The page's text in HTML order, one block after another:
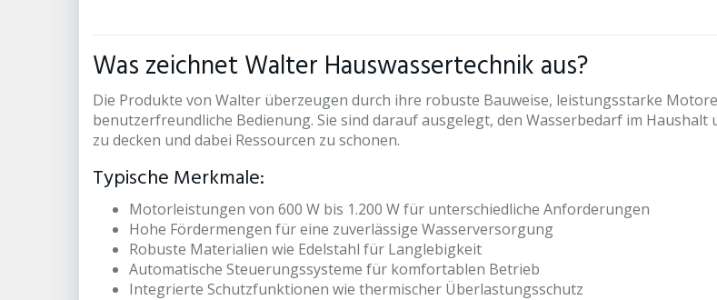
Was zeichnet Walter Hauswassertechnik aus?
Die Produkte von Walter überzeugen durch ihre robuste Bauweise, leistungsstarke
benutzerfreundliche Bedienung. Sie sind darauf ausgelegt, den Wasserbedarf im Haushalt
zu decken und dabei Ressourcen zu schonen.
Typische Merkmale:
Motorleistungen von 600 W bis 1.200 W für unterschiedliche Anforderungen
Hohe Fördermengen für eine zuverlässige Wasserversorgung
Robuste Materialien wie Edelstahl für Langlebigkeit
Automatische Steuerungssysteme für komfortablen Betrieb
Integrierte Schutzfunktionen wie thermischer Überlastungsschutz